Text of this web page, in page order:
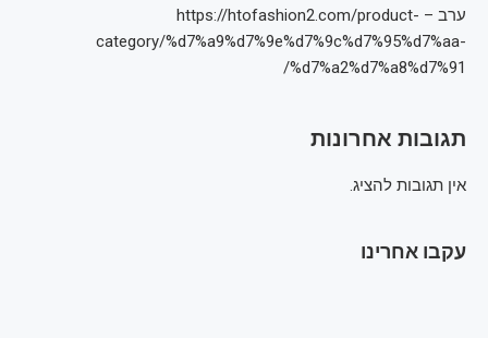
ערב – https://htofashion2.com/product-
category/%d7%a9%d7%9e%d7%9c%d7%95%d7%aa-
%d7%a2%d7%a8%d7%91/
תגובות אחרונות
אין תגובות להציג.
עקבו אחרינו